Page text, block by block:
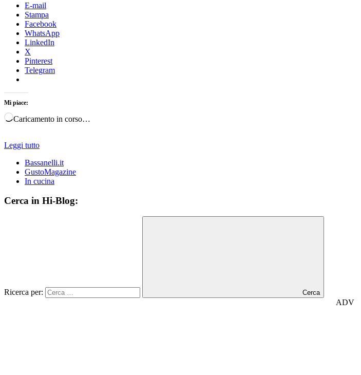
E-mail
Stampa
Facebook
WhatsApp
LinkedIn
X
Pinterest
Telegram
Mi piace:
Caricamento in corso…
Leggi tutto
Bassanelli.it
GustoMagazine
In cucina
Cerca in Hi-Blog:
Ricerca per: Cerca
ADV